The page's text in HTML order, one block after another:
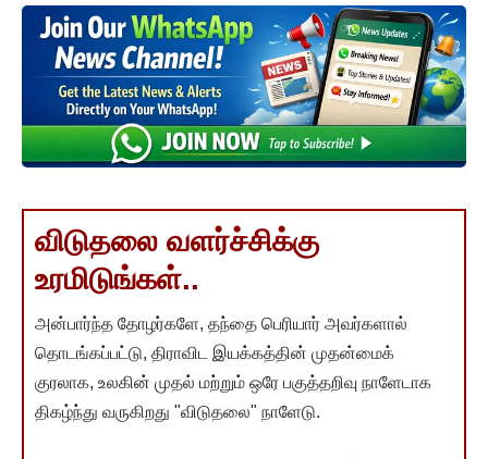
விடுதலை வளர்ச்சிக்கு
உரமிடுங்கள்..
அன்பார்ந்த தோழர்களே, தந்தை பெரியார் அவர்களால்
தொடங்கப்பட்டு, திராவிட இயக்கத்தின் முதன்மைக்
குரலாக, உலகின் முதல் மற்றும் ஒரே பகுத்தறிவு நாளேடாக
திகழ்ந்து வருகிறது "விடுதலை" நாளேடு.